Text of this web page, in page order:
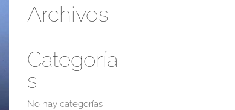
Archivos
Categoría
s
No hay categorías